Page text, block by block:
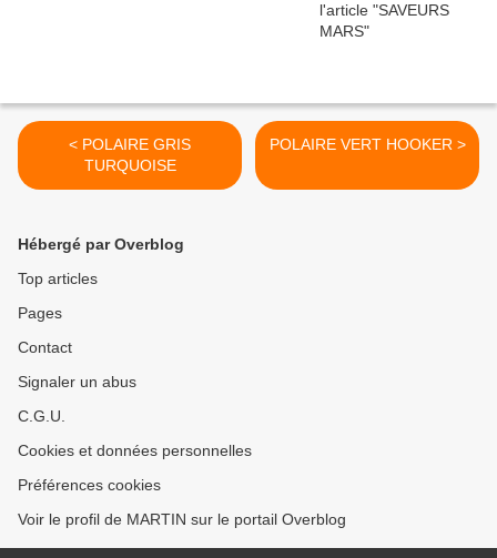
< POLAIRE GRIS
TURQUOISE
POLAIRE VERT HOOKER >
Hébergé par Overblog
Top articles
Pages
Contact
Signaler un abus
C.G.U.
Cookies et données personnelles
Préférences cookies
Voir le profil de MARTIN sur le portail Overblog